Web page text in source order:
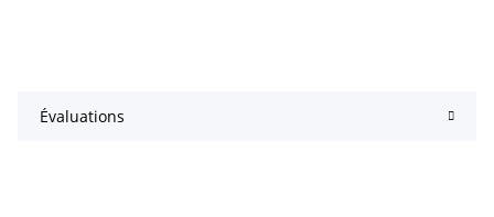
Évaluations